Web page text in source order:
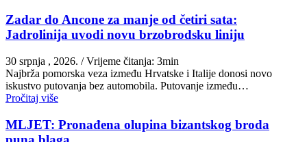
Zadar do Ancone za manje od četiri sata:
Jadrolinija uvodi novu brzobrodsku liniju
30 srpnja , 2026. / Vrijeme čitanja: 3min
Najbrža pomorska veza između Hrvatske i Italije donosi novo
iskustvo putovanja bez automobila. Putovanje između…
Pročitaj više
MLJET: Pronađena olupina bizantskog broda